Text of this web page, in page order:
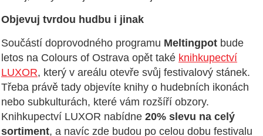
Objevuj tvrdou hudbu i jinak
Součástí doprovodného programu Meltingpot bude
letos na Colours of Ostrava opět také knihkupectví
LUXOR, který v areálu otevře svůj festivalový stánek.
Třeba právě tady objevíte knihy o hudebních ikonách
nebo subkulturách, které vám rozšíří obzory.
Knihkupectví LUXOR nabídne 20% slevu na celý
sortiment, a navíc zde budou po celou dobu festivalu